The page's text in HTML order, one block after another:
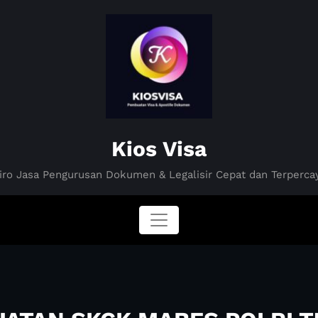
Kios Visa
Jasa Pengurusan Dokumen & Legalisir Cepat dan